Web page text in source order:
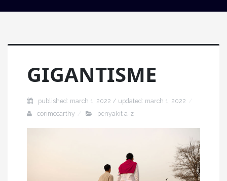
GIGANTISME
published: march 1, 2022 / updated: march 1, 2022
corimccarthy
penyakit a-z